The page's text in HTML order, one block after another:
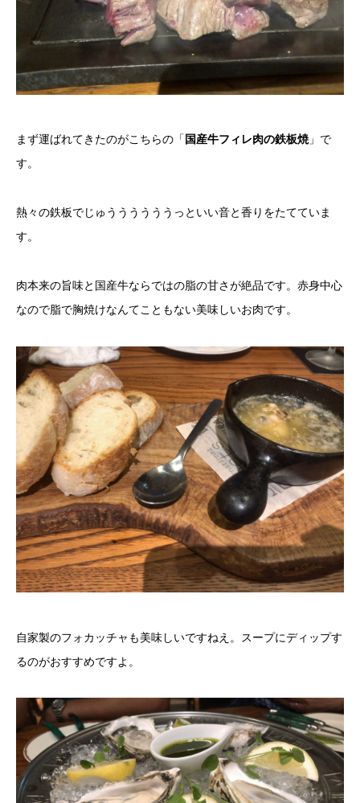
まず運ばれてきたのがこちらの「 国産牛フィレ肉の鉄板焼」で
す。
熱々の鉄板でじゅううううううっといい音と香りをたてていま
す。
肉本来の旨味と国産牛ならではの脂の甘さが絶品です。赤身中心
なので脂で胸焼けなんてこともない美味しいお肉です。
自家製のフォカッチャも美味しいですねえ。スープにディップす
るのがおすすめですよ。